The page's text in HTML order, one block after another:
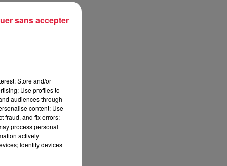
Store and/or
Use profiles to
audiences through
content; Use
fraud, and fix errors;
process personal
actively
Identify devices
sans accepter